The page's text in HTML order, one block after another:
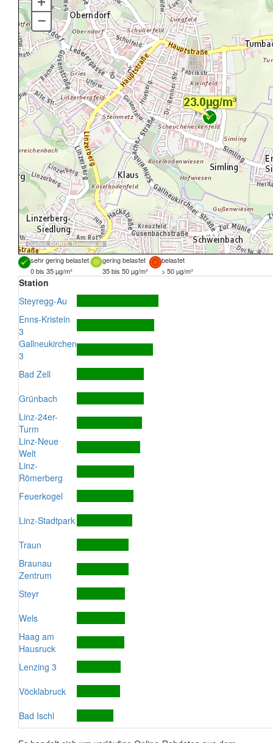
Quellen: DORIS, basemap.at
–
sehr gering belastet gering belastet
belastet
0 bis 35 µg/m³
35 bis 50 µg/m³ > 50 µg/m³
Station
Steyregg-Au
Enns-Kristein
3
Gallneukirchen
3
Bad Zell
Grünbach
Linz-24er-
Turm
Linz-Neue
Welt
Linz-
Römerberg
Feuerkogel
Linz-Stadtpark
Traun
Braunau
Zentrum
Steyr
Wels
Haag am
Hausruck
Lenzing 3
Vöcklabruck
Bad Ischl